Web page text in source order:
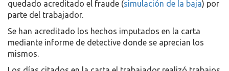
quedado acreditado el fraude (simulación de la baja) por
parte del trabajador.
Se han acreditado los hechos imputados en la carta
mediante informe de detective donde se aprecian los
mismos.